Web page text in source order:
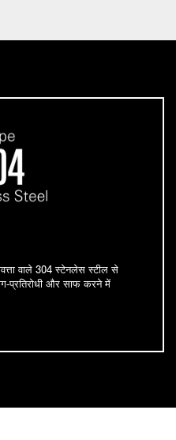
वाले 304 स्टेनलेस स्टील से
प्रतिरोधी और साफ करने में